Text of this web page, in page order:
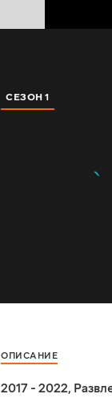
СЕЗОН 1
ОПИСАНИЕ
2017 - 2022,